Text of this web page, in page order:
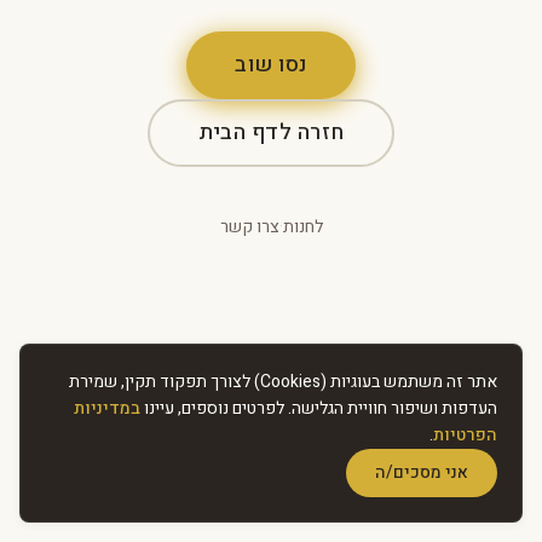
נסו שוב
חזרה לדף הבית
לחנות·צרו קשר
אתר זה משתמש בעוגיות (Cookies) לצורך תפקוד תקין, שמירת
העדפות ושיפור חוויית הגלישה. לפרטים נוספים, עיינובמדיניות
הפרטיות.
אני מסכים/ה